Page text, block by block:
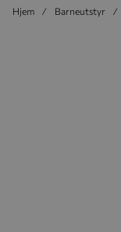
Hjem Barneutstyr